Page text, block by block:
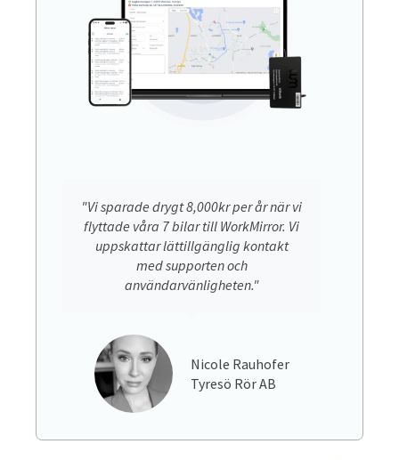
"Vi sparade drygt 8,000kr per år när vi
flyttade våra 7 bilar till WorkMirror. Vi
uppskattar lättillgänglig kontakt
med supporten och
användarvänligheten."
Nicole Rauhofer
Tyresö Rör AB